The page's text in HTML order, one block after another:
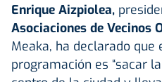
Enrique Aizpiolea,
Asociaciones de Vecinos
Meaka, ha declarado que
programación es “sacar